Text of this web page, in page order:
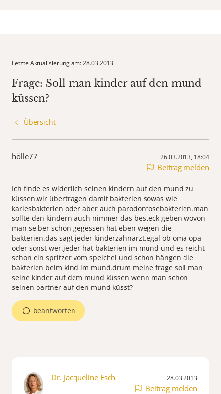
Letzte Aktualisierung am: 28.03.2013
Frage: Soll man kinder auf den mund
küssen?
Übersicht
hölle77 26.03.2013, 18:04
Beitrag melden
Ich finde es widerlich seinen kindern auf den mund zu
küssen.wir übertragen damit bakterien sowas wie
kariesbakterien oder aber auch parodontosebakterien.man
sollte den kindern auch nimmer das besteck geben wovon
man selber schon gegessen hat eben wegen die
bakterien.das sagt jeder kinderzahnarzt.egal ob oma opa
oder sonst wer.jeder hat bakterien im mund und es reicht
schon ein spritzer vom speichel und schon hängen die
bakterien beim kind im mund.drum meine frage soll man
seine kinder auf dem mund küssen wenn man schon
seinen partner auf den mund küsst?
beantworten
Dr. Jacqueline Esch 28.03.2013
Beitrag melden